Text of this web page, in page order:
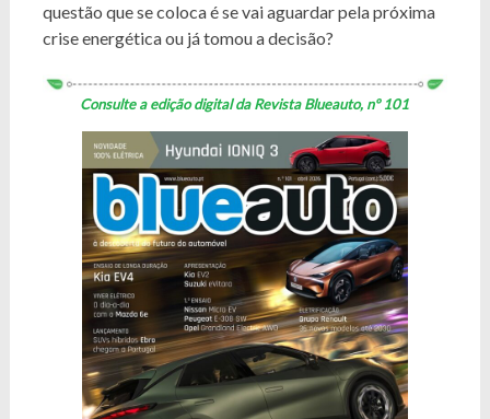
questão que se coloca é se vai aguardar pela próxima
crise energética ou já tomou a decisão?
Consulte a edição digital da Revista Blueauto, nº 101